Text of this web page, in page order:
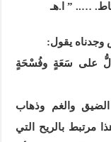
….. ” ا.هـ
وجدناه يقول:
يدلُّ على سَعَةٍ وفُسْحَةٍ
والغم وذهاب
مرتبط بالريح التي